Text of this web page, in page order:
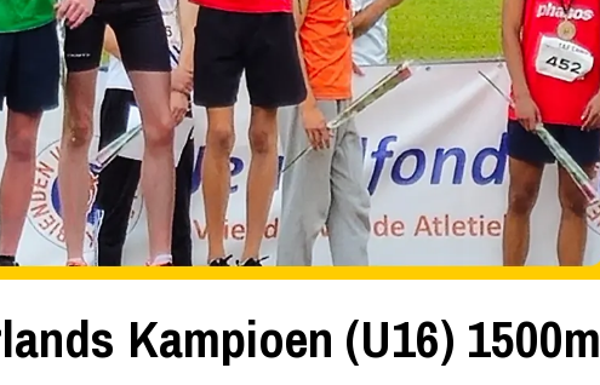
Kampioen (U16) 1500m